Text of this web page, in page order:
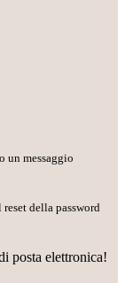
un messaggio
della password
posta elettronica!